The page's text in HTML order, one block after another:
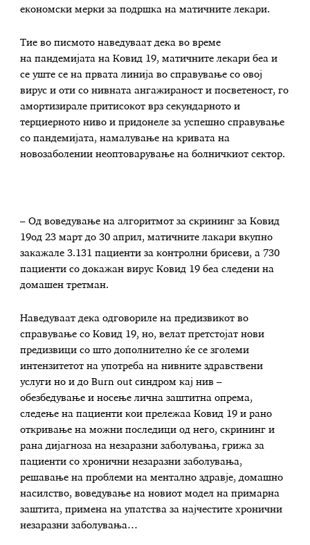
економски мерки за подршка на матичните лекари.
Тие во писмото наведуваат дека во време
на пандемијата на Ковид 19, матичните лекари беа и
се уште се на првата линија во справување со овој
вирус и оти со нивната ангажираност и посветеност, го
амортизирале притисокот врз секундарното и
терциерното ниво и придонеле за успешно справување
со пандемијата, намалување на кривата на
новозаболении неоптоварување на болничкиот сектор.
– Од воведување на алгоритмот за скрининг за Ковид
19од 23 март до 30 април, матичните лакари вкупно
закажале 3.131 пациенти за контролни брисеви, а 730
пациенти со докажан вирус Ковид 19 беа следени на
домашен третман.
Наведуваат дека одговориле на предизвикот во
справување со Ковид 19, но, велат претстојат нови
предизвици со што дополнително ќе се зголеми
интензитетот на употреба на нивните здравствени
услуги но и до Burn out синдром кај нив –
обезбедување и носење лична заштитна опрема,
следење на пациенти кои прележаа Ковид 19 и рано
откривање на можни последици од него, скрининг и
рана дијагноза на незаразни заболувања, грижа за
пациенти со хронични незаразни заболувања,
решавање на проблеми на ментално здравје, домашно
насилство, воведување на новиот модел на примарна
заштита, примена на упатства за најчестите хронични
незаразни заболувања…